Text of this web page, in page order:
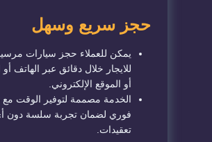
حجز سريع وسهل
يمكن للعملاء حجز سيارات
للايجار خلال دقائق عبر الهاتف
أو الموقع الإلكتروني.
الخدمة مصممة لتوفير الوقت مع
فوري لضمان تجربة سلسة دون
تعقيدات.